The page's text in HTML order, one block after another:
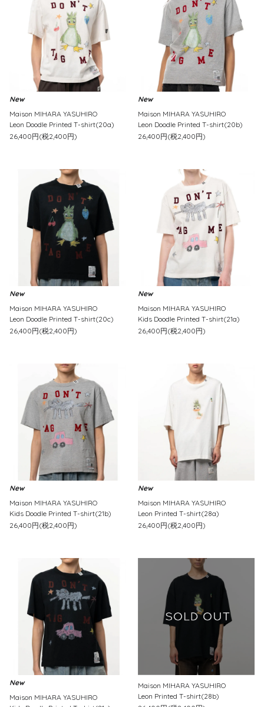
New
Maison MIHARA YASUHIRO
Leon Doodle Printed T-shirt(20a)
26,400円(税2,400円)
New
Maison MIHARA YASUHIRO
Leon Doodle Printed T-shirt(20b)
26,400円(税2,400円)
New
Maison MIHARA YASUHIRO
Leon Doodle Printed T-shirt(20c)
26,400円(税2,400円)
New
Maison MIHARA YASUHIRO
Kids Doodle Printed T-shirt(21a)
26,400円(税2,400円)
New
Maison MIHARA YASUHIRO
Kids Doodle Printed T-shirt(21b)
26,400円(税2,400円)
New
Maison MIHARA YASUHIRO
Leon Printed T-shirt(28a)
26,400円(税2,400円)
New
Maison MIHARA YASUHIRO
Maison MIHARA YASUHIRO
Leon Printed T-shirt(28b)